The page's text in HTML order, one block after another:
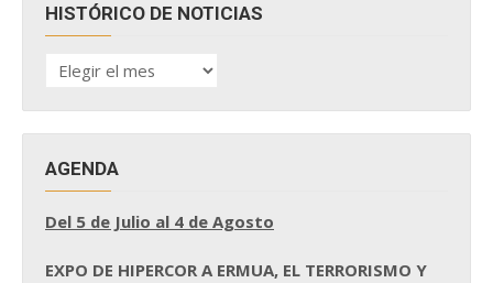
HISTÓRICO DE NOTICIAS
HISTÓRICO
DE
AGENDA
Del 5 de Julio al 4 de Agosto
EXPO DE HIPERCOR A ERMUA, EL TERRORISMO Y